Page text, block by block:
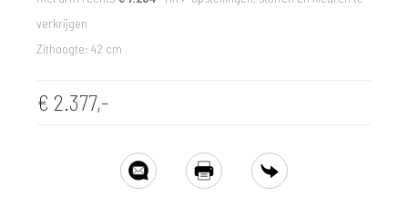
verkrijgen
Zithoogte: 42 cm
€ 2.377,-